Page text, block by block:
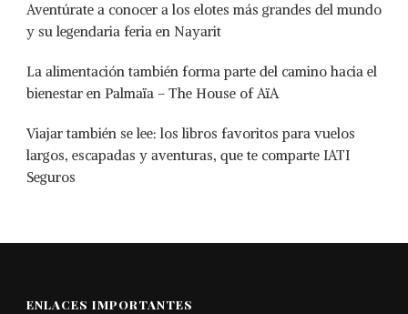
Aventúrate a conocer a los elotes más grandes del mundo
y su legendaria feria en Nayarit
La alimentación también forma parte del camino hacia el
bienestar en Palmaïa – The House of AïA
Viajar también se lee: los libros favoritos para vuelos
largos, escapadas y aventuras, que te comparte IATI
Seguros
ENLACES IMPORTANTES